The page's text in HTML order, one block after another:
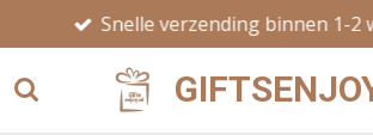
direct
naar
Snelle verzending binnen 1-2